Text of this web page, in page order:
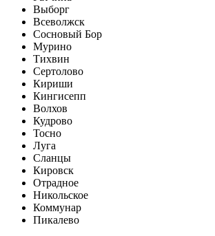
Выборг
Всеволжск
Сосновый Бор
Мурино
Тихвин
Сертолово
Кириши
Кингисепп
Волхов
Кудрово
Тосно
Луга
Сланцы
Кировск
Отрадное
Никольское
Коммунар
Пикалево